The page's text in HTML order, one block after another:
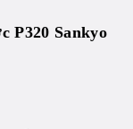
P320 Sankyo